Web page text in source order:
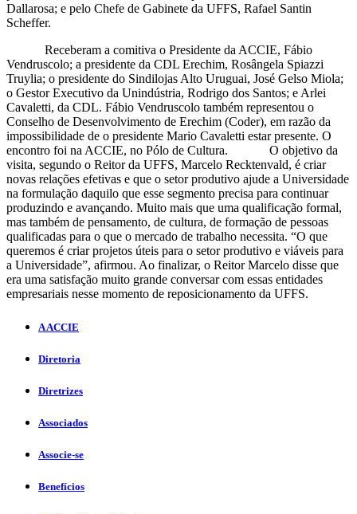
Dallarosa; e pelo Chefe de Gabinete da UFFS, Rafael Santin
Scheffer.
Receberam a comitiva o Presidente da ACCIE, Fábio
Vendruscolo; a presidente da CDL Erechim, Rosângela Spiazzi
Truylia; o presidente do Sindilojas Alto Uruguai, José Gelso Miola;
o Gestor Executivo da Unindústria, Rodrigo dos Santos; e Arlei
Cavaletti, da CDL. Fábio Vendruscolo também representou o
Conselho de Desenvolvimento de Erechim (Coder), em razão da
impossibilidade de o presidente Mario Cavaletti estar presente. O
encontro foi na ACCIE, no Pólo de Cultura. O objetivo da
visita, segundo o Reitor da UFFS, Marcelo Recktenvald, é criar
novas relações efetivas e que o setor produtivo ajude a Universidade
na formulação daquilo que esse segmento precisa para continuar
produzindo e avançando. Muito mais que uma qualificação formal,
mas também de pensamento, de cultura, de formação de pessoas
qualificadas para o que o mercado de trabalho necessita. “O que
queremos é criar projetos úteis para o setor produtivo e viáveis para
a Universidade”, afirmou. Ao finalizar, o Reitor Marcelo disse que
era uma satisfação muito grande conversar com essas entidades
empresariais nesse momento de reposicionamento da UFFS.
A ACCIE
Diretoria
Diretrizes
Associados
Associe-se
Benefícios